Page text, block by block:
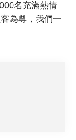
名充滿熱情
為尊，我們一